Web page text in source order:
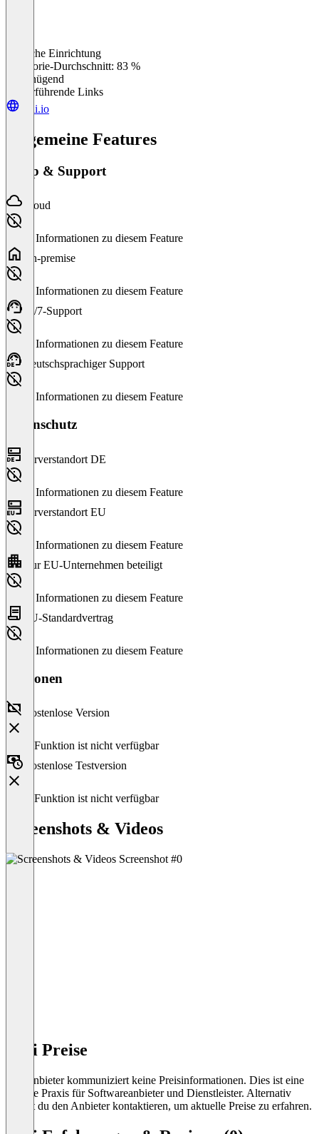
Einfache Einrichtung
Kategorie-Durchschnitt: 83 %
Ungenügend
Weiterführende Links
skai.io
Allgemeine Features
Setup & Support
Cloud
Keine Informationen zu diesem Feature
On-premise
Keine Informationen zu diesem Feature
24/7-Support
Keine Informationen zu diesem Feature
Deutschsprachiger Support
Keine Informationen zu diesem Feature
Datenschutz
Serverstandort DE
Keine Informationen zu diesem Feature
Serverstandort EU
Keine Informationen zu diesem Feature
Nur EU-Unternehmen beteiligt
Keine Informationen zu diesem Feature
EU-Standardvertrag
Keine Informationen zu diesem Feature
Versionen
Kostenlose Version
Diese Funktion ist nicht verfügbar
Kostenlose Testversion
Diese Funktion ist nicht verfügbar
Screenshots & Videos
Skai Preise
Der Anbieter kommuniziert keine Preisinformationen. Dies ist eine
übliche Praxis für Softwareanbieter und Dienstleister. Alternativ
kannst du den Anbieter kontaktieren, um aktuelle Preise zu erfahren.